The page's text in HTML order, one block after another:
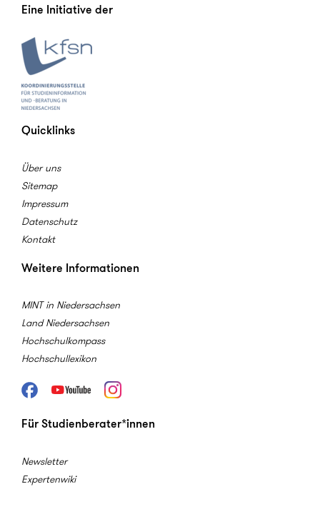
Eine Initiative der
Quicklinks
Über uns
Sitemap
Impressum
Datenschutz
Kontakt
Weitere Informationen
MINT in Niedersachsen
Land Niedersachsen
Hochschulkompass
Hochschullexikon
FacebookYoutube Instagram
Für Studienberater*innen
Newsletter
Expertenwiki